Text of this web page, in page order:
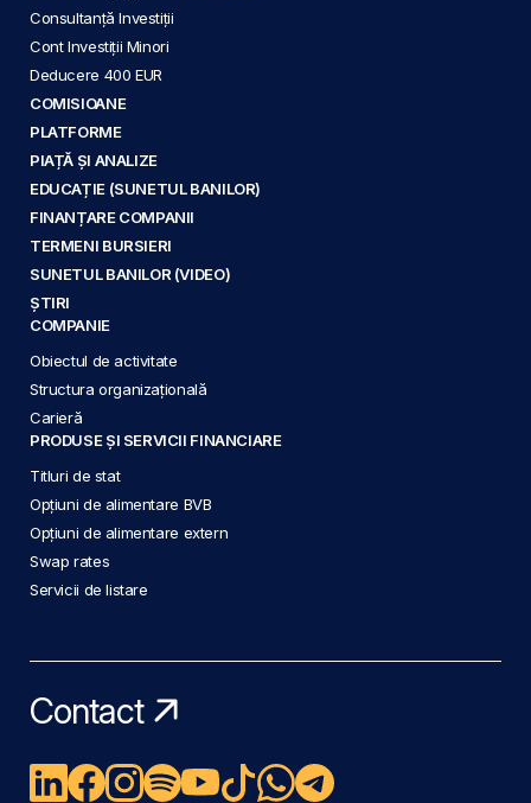
Consultanță Investiții
Cont Investiții Minori
Deducere 400 EUR
COMISIOANE
PLATFORME
PIAȚĂ ȘI ANALIZE
EDUCAȚIE (SUNETUL BANILOR)
FINANȚARE COMPANII
TERMENI BURSIERI
SUNETUL BANILOR (VIDEO)
ȘTIRI
COMPANIE
Obiectul de activitate
Structura organizațională
Carieră
PRODUSE ȘI SERVICII FINANCIARE
Titluri de stat
Opțiuni de alimentare BVB
Opțiuni de alimentare extern
Swap rates
Servicii de listare
Contact